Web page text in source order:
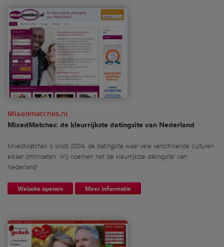
Mixedmatches.nl
MixedMatches: de kleurrijkste datingsite van Nederland
MixedMatches is sinds 2004, dé datingsite waar vele verschillende culturen
elkaar ontmoeten. Wij noemen het ‘de kleurrijkste datingsite’ van
Nederland!
Website openen Meer informatie